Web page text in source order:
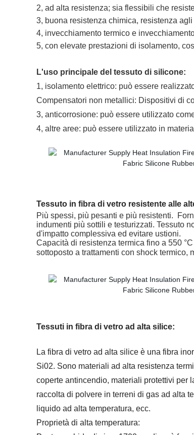
2, ad alta resistenza; sia flessibili che
3, buona resistenza chimica, resistenza
4, invecchiamento termico e
5, con elevate prestazioni di isolamento,
L'uso principale del tessuto di silicone:
1, isolamento elettrico: può essere
Compensatori non metallici: Dispositivi di
3, anticorrosione: può essere utilizzato
4, altre aree: può essere utilizzato in
Tessuto in fibra di vetro resistente alle
Più spessi, più pesanti e più resistenti.
indumenti più sottili e testurizzati. Tessuto
d'impatto complessiva ed evitare ustioni.
Capacità di resistenza termica fino a 550
sottoposto a trattamenti con shock
Tessuti in fibra di vetro ad alta silice:
La fibra di vetro ad alta silice è una fibra
Si02. Sono materiali ad alta resistenza
coperte antincendio, materiali protettivi per
raccolta di polvere in terreni di gas ad alta
liquido ad alta temperatura, ecc.
Proprietà di alta temperatura: